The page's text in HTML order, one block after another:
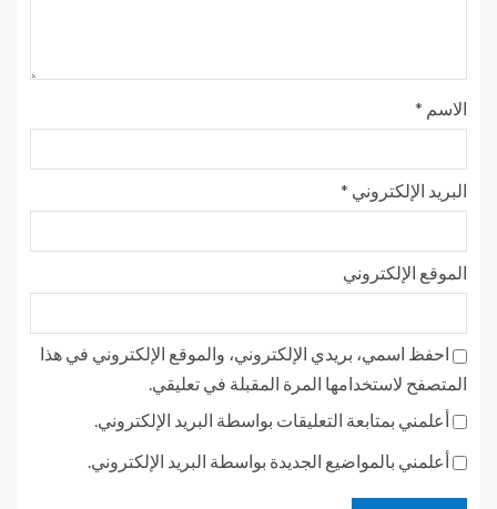
الاسم *
البريد الإلكتروني *
الموقع الإلكتروني
احفظ اسمي، بريدي الإلكتروني، والموقع الإلكتروني في هذا
المتصفح لاستخدامها المرة المقبلة في تعليقي.
أعلمني بمتابعة التعليقات بواسطة البريد الإلكتروني.
أعلمني بالمواضيع الجديدة بواسطة البريد الإلكتروني.